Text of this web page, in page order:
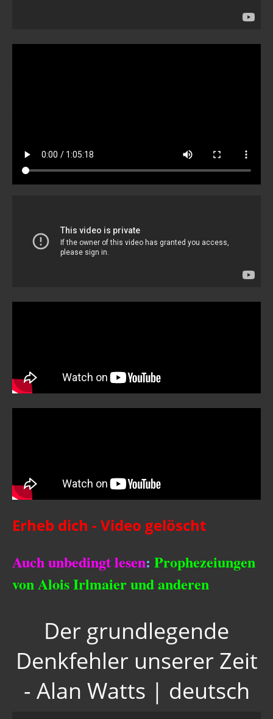
Erheb dich - Video gelöscht
Auch unbedingt lesen: Prophezeiungen
von Alois Irlmaier und anderen
Der grundlegende
Denkfehler unserer Zeit
- Alan Watts | deutsch